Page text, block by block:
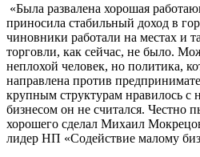
«Была развалена хорошая
приносила стабильный доход в
чиновники работали на местах и
торговли, как сейчас, не было.
неплохой человек, но политика,
направлена против
крупным структурам нравилось с
бизнесом он не считался. Честно
хорошего сделал Михаил
лидер НП «Содействие малому